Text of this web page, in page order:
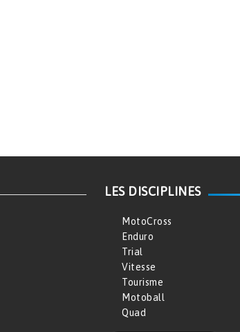
LES DISCIPLINES
MotoCross
Enduro
Trial
Vitesse
Tourisme
Motoball
Quad